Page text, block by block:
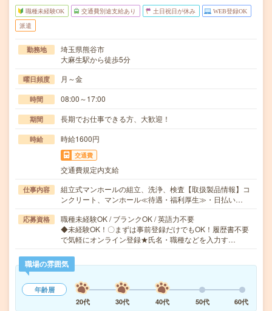
職種未経験OK 交通費別途支給あり 土日祝日が休み WEB登録OK
派遣
勤務地
埼玉県熊谷市
大麻生駅から徒歩5分
曜日頻度 月～金
時間 08:00～17:00
期間 長期でお仕事できる方、大歓迎！
時給 時給1600円
交通費
交通費規定内支給
仕事内容
組立式マンホールの組立、洗浄、検査【取扱製品情報】コ
ンクリート、マンホール≪待遇・福利厚生≫・日払い…
応募資格
職種未経験OK / ブランクOK / 英語力不要
◆未経験OK！〇まずは事前登録だけでもOK！履歴書不要
で気軽にオンライン登録★氏名・職種などを入力す…
職場の雰囲気
年齢層
20代
30代 40代 50代 60代